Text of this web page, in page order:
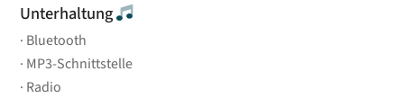
Unterhaltung
Bluetooth
MP3-Schnittstelle
Radio